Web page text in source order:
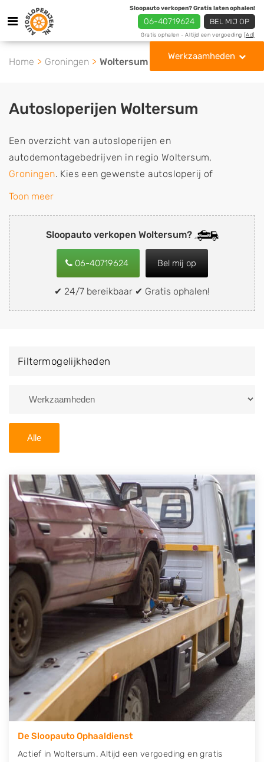
Sloopauto verkopen? Gratis laten ophalen!
06-40719624 BEL MIJ OP
Gratis ophalen - Altijd een vergoeding [Ad]
Werkzaamheden
Home Groningen Woltersum
Sloopauto verkopen Woltersum?
06-40719624 Bel mij op
✔ 24/7 bereikbaar ✔ Gratis ophalen!
Autosloperijen Woltersum
Een overzicht van autosloperijen en
autodemontagebedrijven in regio Woltersum,
Groningen. Kies een gewenste autosloperij of
autosloop uit de lijst die gespecialiseerd is in de
onderdelen of in de inkoop van sloopauto's,
schadeauto's en tweedehands auto's (ook zonder apk
keuring). Wilt u uw auto, camper, vrachtwagen, motor
of brommobiel snel en eenvoudig verkopen aan een
demontagebedrijf in de buurt, deze zelf wegbrengen
naar de sloop of deze liever laten ophalen op een
van Woltersum en ontvang een vergoeding voor uw
Zoekt u liever naar een sloperij in een andere plaats of
U kunt er ook voor kiezen om direct uw sloopauto te
verkopen en op te laten halen door de Sloopauto
Ophaaldienst van Autosloperijen.nl. Wij kunnen uw
auto gratis ophalen in Woltersum. Neem telefonisch
contact op of maak een terugbelafspraak. Wilt u
direct een tweedehands auto onderdelen offerte
aanvragen? Dat kan via de Onderdelenlijn! Vul uw
kenteken in en druk op verzenden.
Wij kunnen u helpen met de inkoop van auto's van
eigenlijk alle merken, zoals Alfa Romeo, Audi, BMW,
Chevrolet, Citroën, Dacia, Fiat, Ford, Honda, Hyundai,
Kia, Mazda, Mercedes Benz, Mitsubishi, Nissan, Opel,
Peugeot, Porsche, Renault, Seat, Skoda, Suzuki, Tesla,
Toyota, Volkswagen en Volvo.
Toon meer
Filtermogelijkheden
Alle
De Sloopauto Ophaaldienst
Actief in Woltersum. Altijd een vergoeding en gratis